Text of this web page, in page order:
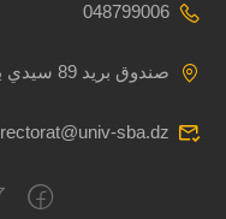
048799006
صندوق بريد 89 سيدي بلعباس الجزائر
rectorat@univ-sba.dz